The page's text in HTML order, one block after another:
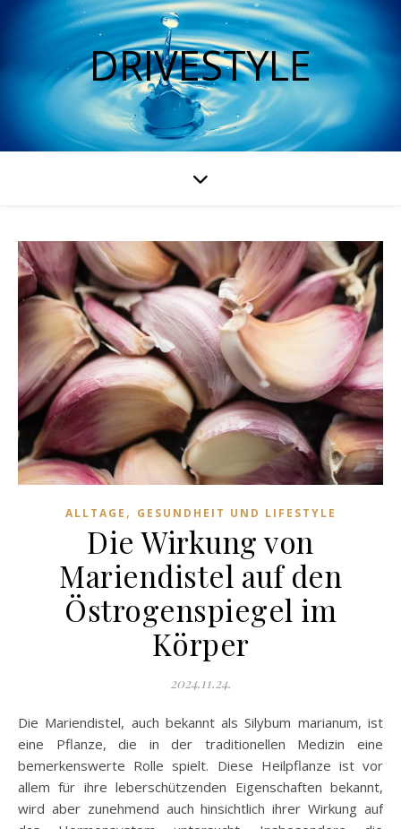
DRIVESTYLE
ALLTAGE , GESUNDHEIT UND LIFESTYLE
Die Wirkung von
Mariendistel auf den
Östrogenspiegel im
Körper
2024.11.24.
Die Mariendistel, auch bekannt als Silybum marianum, ist
eine Pflanze, die in der traditionellen Medizin eine
bemerkenswerte Rolle spielt. Diese Heilpflanze ist vor
allem für ihre leberschützenden Eigenschaften bekannt,
wird aber zunehmend auch hinsichtlich ihrer Wirkung auf